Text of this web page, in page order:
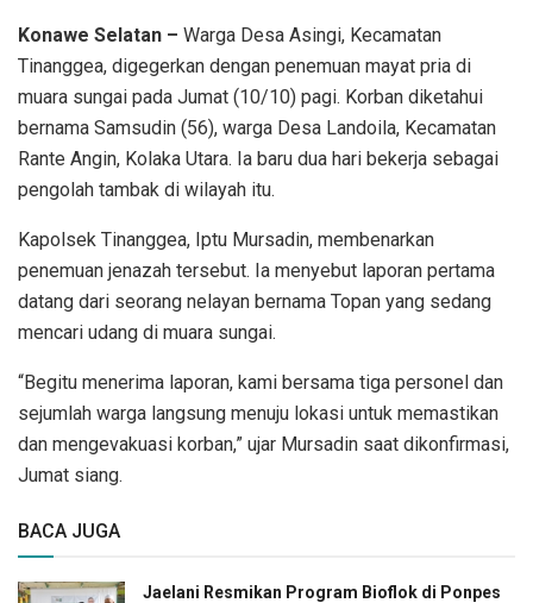
Konawe Selatan – Warga Desa Asingi, Kecamatan
Tinanggea, digegerkan dengan penemuan mayat pria di
muara sungai pada Jumat (10/10) pagi. Korban diketahui
bernama Samsudin (56), warga Desa Landoila, Kecamatan
Rante Angin, Kolaka Utara. Ia baru dua hari bekerja sebagai
pengolah tambak di wilayah itu.
Kapolsek Tinanggea, Iptu Mursadin, membenarkan
penemuan jenazah tersebut. Ia menyebut laporan pertama
datang dari seorang nelayan bernama Topan yang sedang
mencari udang di muara sungai.
“Begitu menerima laporan, kami bersama tiga personel dan
sejumlah warga langsung menuju lokasi untuk memastikan
dan mengevakuasi korban,” ujar Mursadin saat dikonfirmasi,
Jumat siang.
BACA JUGA
Jaelani Resmikan Program Bioflok di Ponpes